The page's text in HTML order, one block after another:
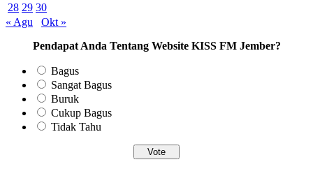
28 29 30
« Agu
Okt »
Pendapat Anda Tentang Website KISS FM Jember?
Bagus
Sangat Bagus
Buruk
Cukup Bagus
Tidak Tahu